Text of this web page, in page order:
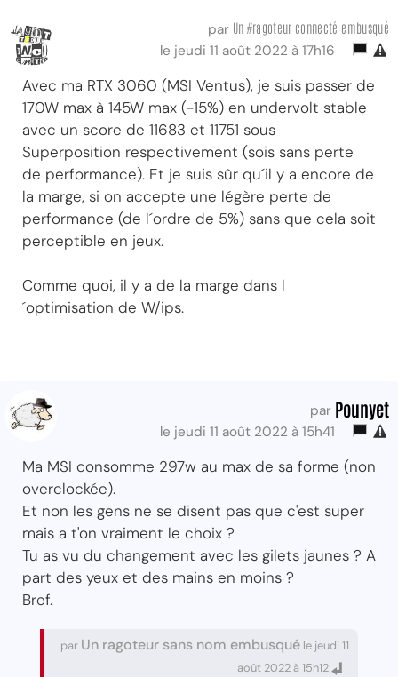
par Un #ragoteur connecté embusqué
le jeudi 11 août 2022 à 17h16
Avec ma RTX 3060 (MSI Ventus), je suis passer de
170W max à 145W max (-15%) en undervolt stable
avec un score de 11683 et 11751 sous
Superposition respectivement (sois sans perte
de performance). Et je suis sûr qu´il y a encore de
la marge, si on accepte une légère perte de
performance (de l´ordre de 5%) sans que cela soit
perceptible en jeux.
Comme quoi, il y a de la marge dans l
´optimisation de W/ips.
par Pounyet
le jeudi 11 août 2022 à 15h41
Ma MSI consomme 297w au max de sa forme (non
overclockée).
Et non les gens ne se disent pas que c'est super
mais a t'on vraiment le choix ?
Tu as vu du changement avec les gilets jaunes ? A
part des yeux et des mains en moins ?
Bref.
par Un ragoteur sans nom embusqué le jeudi 11
août 2022 à 15h12